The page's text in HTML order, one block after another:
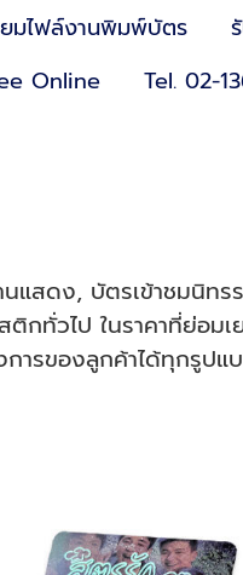
ยมไฟล์งานพิมพ์บัตร
Online Tel. 02-
แสดง, บัตรเข้าชมนิท
กทั่วไป ในราคาที่ย่อ
ารของลูกค้าได้ทุกรูป